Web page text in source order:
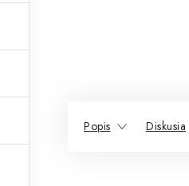
Popis Diskusia